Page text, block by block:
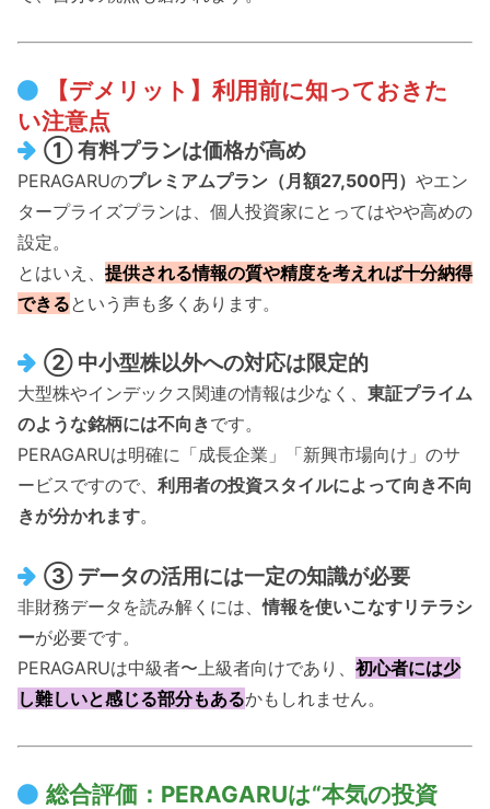
【デメリット】利用前に知っておきた
い注意点
① 有料プランは価格が高め
PERAGARUのプレミアムプラン（月額27,500円） やエン
タープライズプランは、個人投資家にとってはやや高めの
設定。
とはいえ、 提供される情報の質や精度を考えれば十分納得
できるという声も多くあります。
② 中小型株以外への対応は限定的
大型株やインデックス関連の情報は少なく、 東証プライム
のような銘柄には不向きです。
PERAGARUは明確に「成長企業」「新興市場向け」のサ
ービスですので、 利用者の投資スタイルによって向き不向
きが分かれます。
③ データの活用には一定の知識が必要
非財務データを読み解くには、情報を使いこなすリテラシ
ーが必要です。
PERAGARUは中級者〜上級者向けであり、 初心者には少
し難しいと感じる部分もあるかもしれません。
総合評価：PERAGARUは“本気の投資